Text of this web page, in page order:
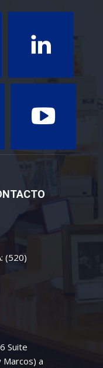
(520)
Suite
a